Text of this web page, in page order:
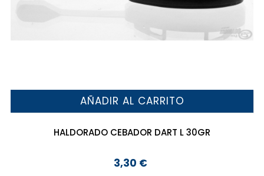
AÑADIR AL CARRITO
HALDORADO CEBADOR DART L 30GR
Precio
3,30 €